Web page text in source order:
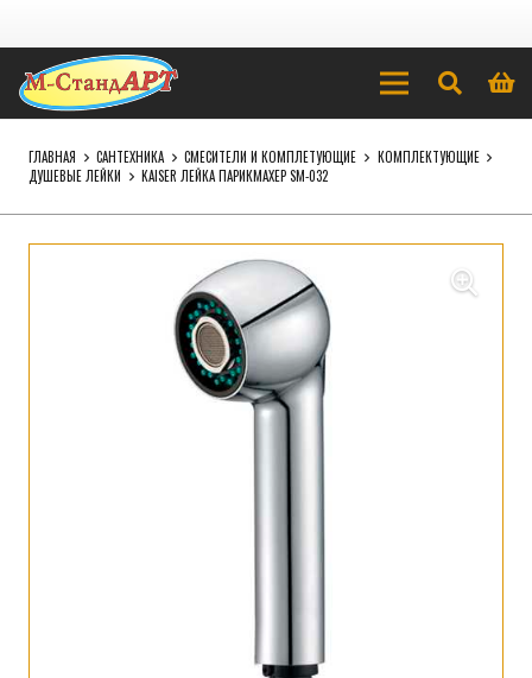
ГЛАВНАЯ САНТЕХНИКА СМЕСИТЕЛИ И КОМПЛЕТУЮЩИЕ
КОМПЛЕКТУЮЩИЕ
ДУШЕВЫЕ ЛЕЙКИ
KAISER ЛЕЙКА ПАРИКМАХЕР SM-032